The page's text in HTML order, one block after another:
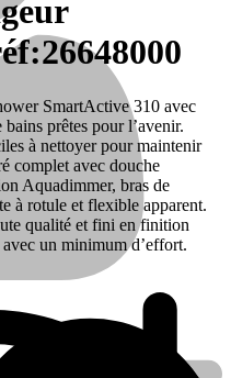
SmartActive 310 avec
prêtes pour l’avenir.
à nettoyer pour maintenir
complet avec douche
Aquadimmer, bras de
à rotule et flexible apparent.
qualité et fini en finition
un minimum d’effort.